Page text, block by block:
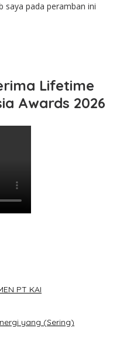
saya pada peramban ini
Lifetime
Awards 2026
PT KAI
yang (Sering)